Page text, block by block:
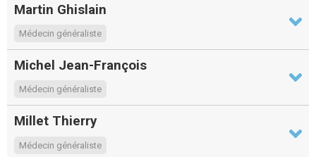
Martin Ghislain
Médecin généraliste
Michel Jean-François
Médecin généraliste
Millet Thierry
Médecin généraliste